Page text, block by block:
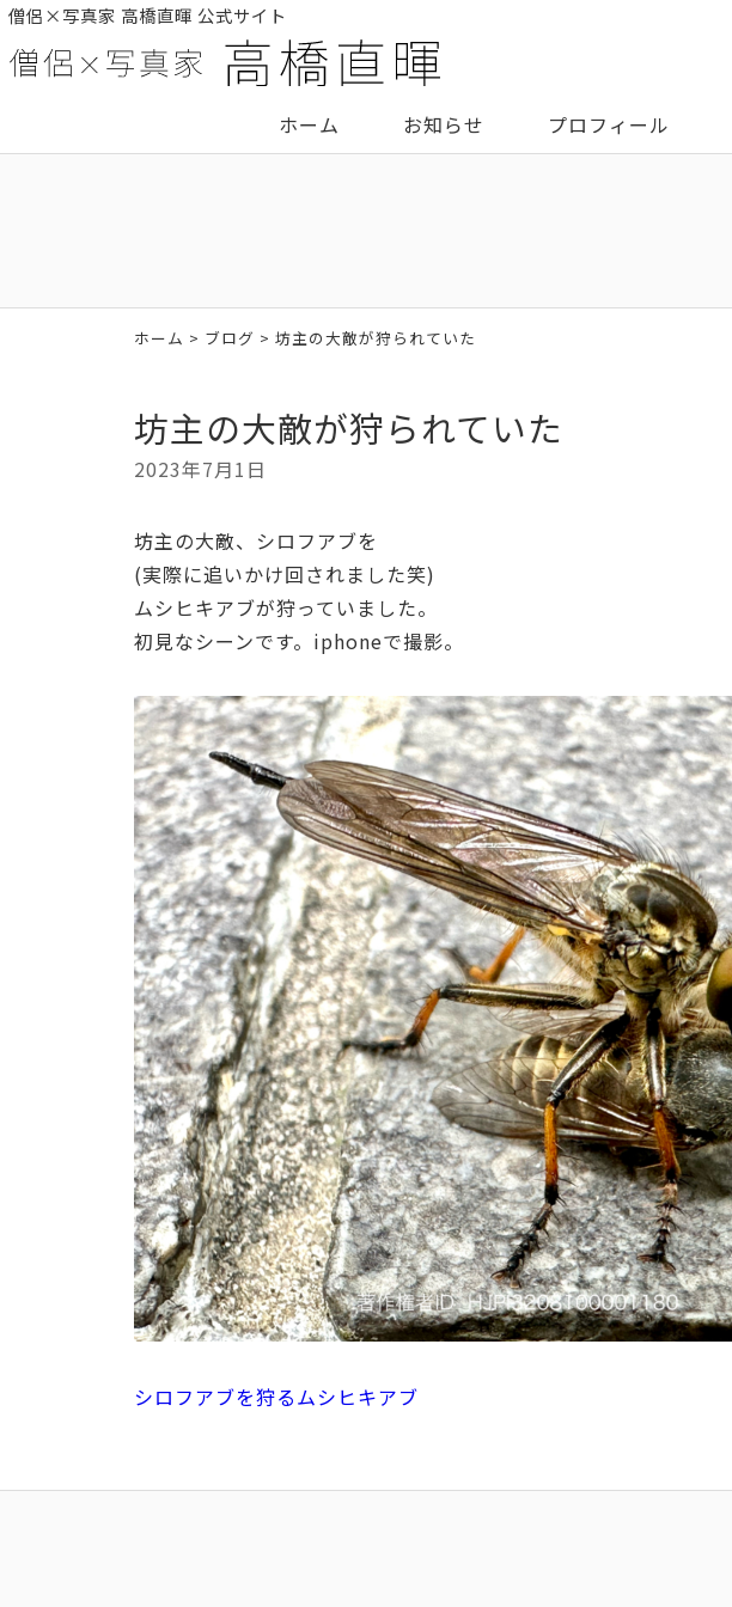
僧侶×写真家 高橋直暉 公式サイト
ホーム お知らせ プロフィール
ホーム > ブログ > 坊主の大敵が狩られていた
坊主の大敵が狩られていた
2023年7月1日
坊主の大敵、シロフアブを
(実際に追いかけ回されました笑)
ムシヒキアブが狩っていました。
初見なシーンです。iphoneで撮影。
シロフアブを狩るムシヒキアブ